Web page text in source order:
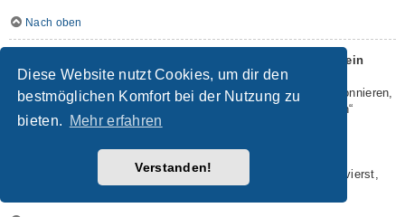
Diese Website nutzt Cookies, um dir den
bestmöglichen Komfort bei der Nutzung zu
bieten.
Mehr erfahren
Verstanden!
Nach oben
Wie kann ich ein Lesezeichen auf ein Thema setzen oder ein
Thema abonnieren?
Du kannst ein Lesezeichen auf ein Thema setzen oder es abonnieren,
in dem du die entsprechende Option in den „Themen-Optionen“
auswählst, die sich normalerweise ober- und unterhalb des
benachrichtigen, sobald eine Antwort geschrieben wurde“ aktivierst,